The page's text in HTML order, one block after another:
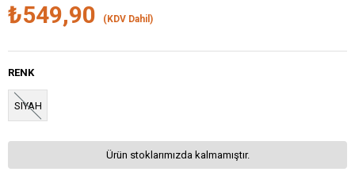
₺549,90 (KDV Dahil)
RENK
SIYAH
Ürün stoklarımızda kalmamıştır.